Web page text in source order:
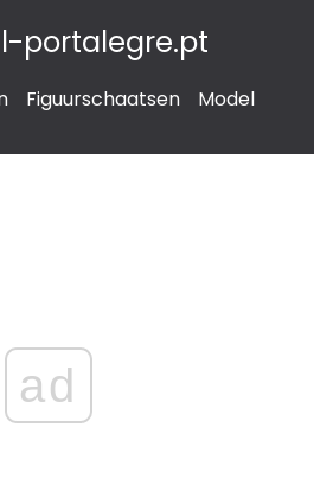
portalegre.pt
Figuurschaatsen Model
ad